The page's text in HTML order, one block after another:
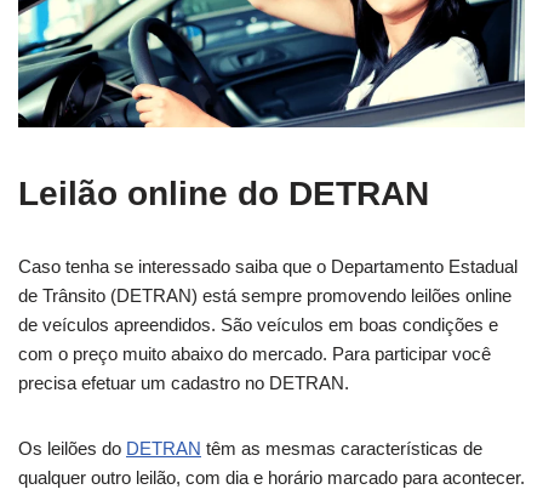
Leilão online do DETRAN
Caso tenha se interessado saiba que o Departamento Estadual
de Trânsito (DETRAN) está sempre promovendo leilões online
de veículos apreendidos. São veículos em boas condições e
com o preço muito abaixo do mercado. Para participar você
precisa efetuar um cadastro no DETRAN.
Os leilões do DETRAN têm as mesmas características de
qualquer outro leilão, com dia e horário marcado para acontecer.